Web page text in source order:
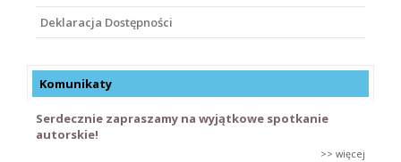
Deklaracja Dostępności
Komunikaty
Serdecznie zapraszamy na wyjątkowe spotkanie
autorskie!
>> więcej